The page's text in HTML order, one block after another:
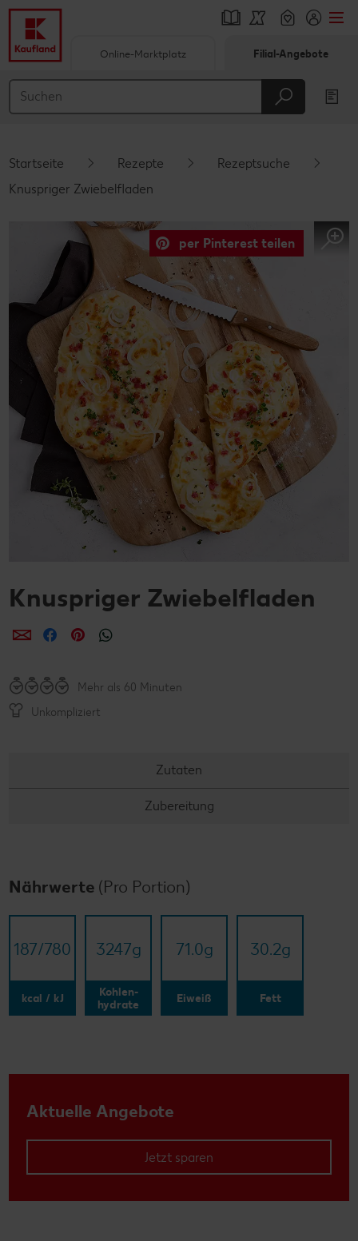
Hauptinhalt
Schwebender Seitenbereich
Online-Marktplatz Filial-Angebote
Startseite Rezepte
Rezeptsuche
Knuspriger Zwiebelfladen
per Pinterest teilen
Knuspriger Zwiebelfladen
per E-Mail teilen
per Facebook teilen
per Pinterest teilen
Mehr als 60 Minuten
Unkompliziert
Zutaten
Zubereitung
Nährwerte (Pro Portion)
187/​780
kcal / kJ
3247g
Kohlen-
hydrate
71.0g
Eiweiß
30.2g
Fett
Aktuelle Angebote
Jetzt sparen